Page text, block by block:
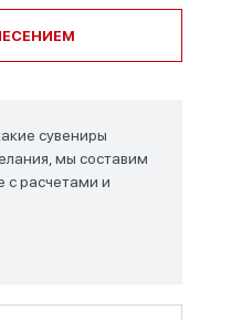
сувениры
мы составим
расчетами и